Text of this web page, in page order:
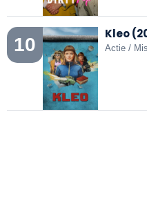
10
Kleo
Actie /